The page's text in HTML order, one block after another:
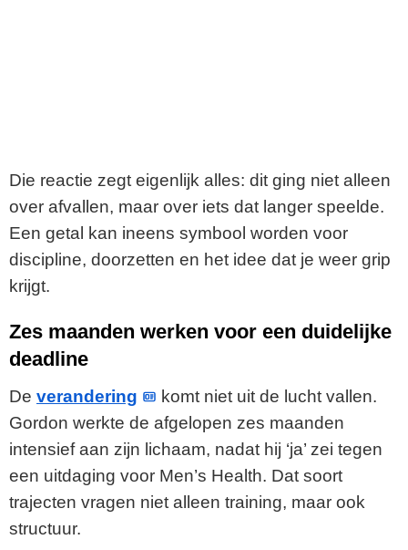
Die reactie zegt eigenlijk alles: dit ging niet alleen
over afvallen, maar over iets dat langer speelde.
Een getal kan ineens symbool worden voor
discipline, doorzetten en het idee dat je weer grip
krijgt.
Zes maanden werken voor een duidelijke
deadline
De verandering
komt niet uit de lucht vallen.
Gordon werkte de afgelopen zes maanden
intensief aan zijn lichaam, nadat hij ‘ja’ zei tegen
een uitdaging voor Men’s Health. Dat soort
trajecten vragen niet alleen training, maar ook
structuur.